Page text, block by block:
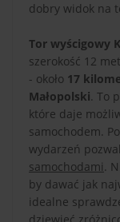
dobry widok na
Tor wyścigowy
szerokość 12
- około 17
Małopolski. To
które daje
samochodem.
wydarzeń
samochodami.
by dawać jak
idealne